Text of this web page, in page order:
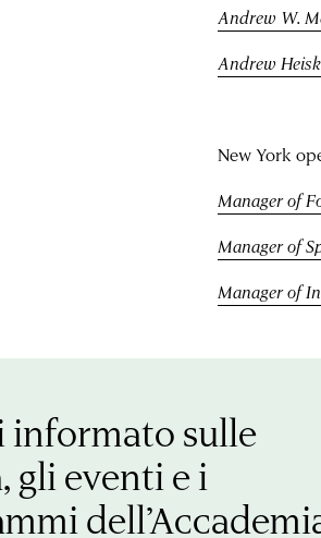
Andrew W.
Andrew
New York
Manager of
Manager of
Manager of
informato sulle
gli eventi e i